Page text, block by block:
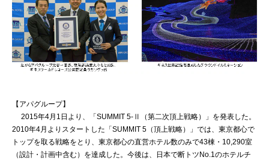
【アパグループ】
2015年4月1日より、「SUMMIT 5-Ⅱ（第二次頂上戦略）」を発表した。
2010年4月よりスタートした「SUMMIT 5（頂上戦略）」では、東京都心で
トップを取る戦略をとり、東京都心の直営ホテル数のみで43棟・10,290室
（設計・計画中含む）を達成した。今後は、日本で断トツNo.1のホテルチ